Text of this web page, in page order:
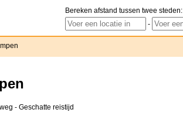
Bereken afstand tussen twee steden:
-
- Geschatte reistijd